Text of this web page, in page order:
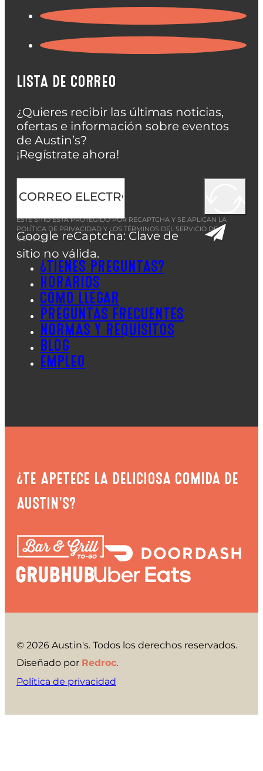
LISTA DE CORREO
¿Quieres recibir las últimas noticias,
ofertas e información sobre eventos
de Austin’s?
¡Regístrate ahora!
Google reCaptcha: Clave de
sitio no válida.
ESTE SITIO ESTÁ PROTEGIDO POR RECAPTCHA Y SE APLICAN LA
POLÍTICA DE PRIVACIDAD Y LOS TÉRMINOS DEL SERVICIO DE
GOOGLE.
¿TIENES PREGUNTAS?
HORARIOS
CÓMO LLEGAR
PREGUNTAS FRECUENTES
NORMAS Y REQUISITOS
BLOG
EMPLEO
¿TE APETECE LA DELICIOSA COMIDA DE
AUSTIN'S?
© 2026 Austin's. Todos los derechos reservados.
Diseñado por Redroc.
Política de privacidad